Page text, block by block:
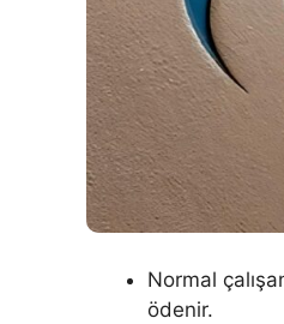
Normal
ödenir.